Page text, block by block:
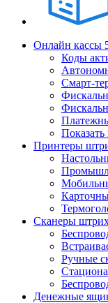
Онлайн кассы
Коды
Смарт-
Показать
Принтеры
Сканеры
Ручные
Денежные